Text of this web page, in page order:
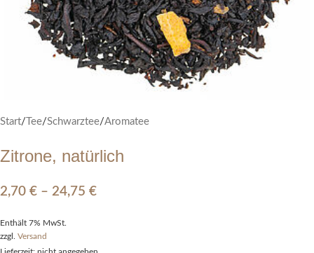
Start/ Tee/Schwarztee/Aromatee
Zitrone, natürlich
2,70 € – 24,75 €
Enthält 7% MwSt.
zzgl. Versand